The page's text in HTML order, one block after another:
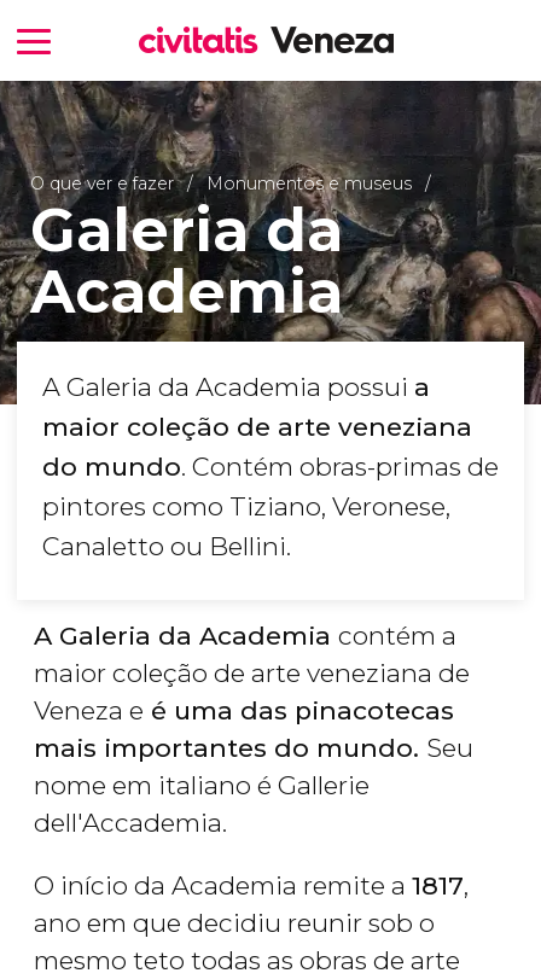
O que ver e fazer Monumentos e museus
Galeria da
Academia
A Galeria da Academia possui a
maior coleção de arte veneziana
do mundo. Contém obras-primas de
pintores como Tiziano, Veronese,
Canaletto ou Bellini.
A Galeria da Academia contém a
maior coleção de arte veneziana de
Veneza e é uma das pinacotecas
mais importantes do mundo. Seu
nome em italiano é Gallerie
dell'Accademia.
O início da Academia remite a 1817,
ano em que decidiu reunir sob o
mesmo teto todas as obras de arte